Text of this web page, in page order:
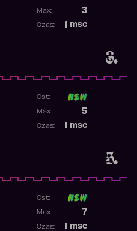
3.
3
Max:
msc
Czas:
5.
Ost:
5
Max:
msc
Czas:
Ost:
7
Max:
msc
Czas: